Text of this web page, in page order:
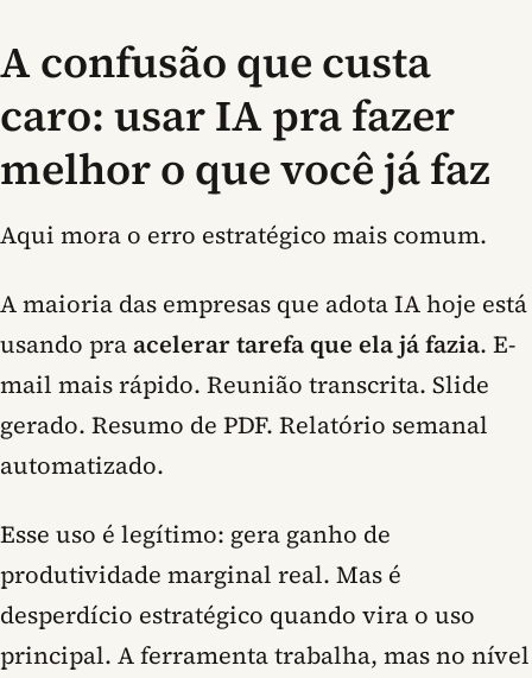
A confusão que custa
caro: usar IA pra fazer
melhor o que você já faz
Aqui mora o erro estratégico mais comum.
A maioria das empresas que adota IA hoje está
usando praacelerar tarefa que ela já fazia. E-
mail mais rápido. Reunião transcrita. Slide
gerado. Resumo de PDF. Relatório semanal
automatizado.
Esse uso é legítimo: gera ganho de
produtividade marginal real. Mas é
desperdício estratégico quando vira o uso
principal. A ferramenta trabalha, mas no nível